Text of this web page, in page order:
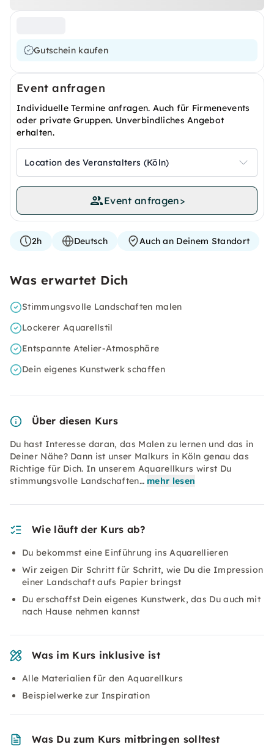
Gutschein kaufen
Event anfragen
Individuelle Termine anfragen. Auch für Firmenevents
oder private Gruppen. Unverbindliches Angebot
erhalten.
Location des Veranstalters (Köln)
Event anfragen>
2h Deutsch Auch an Deinem Standort
Was erwartet Dich
Stimmungsvolle Landschaften malen
Lockerer Aquarellstil
Entspannte Atelier-Atmosphäre
Dein eigenes Kunstwerk schaffen
Über diesen Kurs
Du hast Interesse daran, das Malen zu lernen und das in
Deiner Nähe? Dann ist unser Malkurs in Köln genau das
Richtige für Dich. In unserem Aquarellkurs wirst Du
stimmungsvolle Landschaften… mehr lesen
Wie läuft der Kurs ab?
Du bekommst eine Einführung insAquarellieren
Wir zeigen Dir Schritt für Schritt, wie Du die Impression
einer Landschaft aufs Papier bringst
Du erschaffst Dein eigenes Kunstwerk, das Du auch mit
nach Hause nehmen kannst
Was im Kurs inklusive ist
Alle Materialien für den Aquarellkurs
Beispielwerke zur Inspiration
Was Du zum Kurs mitbringen solltest